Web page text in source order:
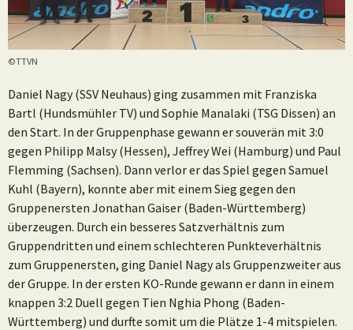
©TTVN
Daniel Nagy (SSV Neuhaus) ging zusammen mit Franziska
Bartl (Hundsmühler TV) und Sophie Manalaki (TSG Dissen) an
den Start. In der Gruppenphase gewann er souverän mit 3:0
gegen Philipp Malsy (Hessen), Jeffrey Wei (Hamburg) und Paul
Flemming (Sachsen). Dann verlor er das Spiel gegen Samuel
Kuhl (Bayern), konnte aber mit einem Sieg gegen den
Gruppenersten Jonathan Gaiser (Baden-Württemberg)
überzeugen. Durch ein besseres Satzverhältnis zum
Gruppendritten und einem schlechteren Punkteverhältnis
zum Gruppenersten, ging Daniel Nagy als Gruppenzweiter aus
der Gruppe. In der ersten KO-Runde gewann er dann in einem
knappen 3:2 Duell gegen Tien Nghia Phong (Baden-
Württemberg) und durfte somit um die Plätze 1-4 mitspielen.